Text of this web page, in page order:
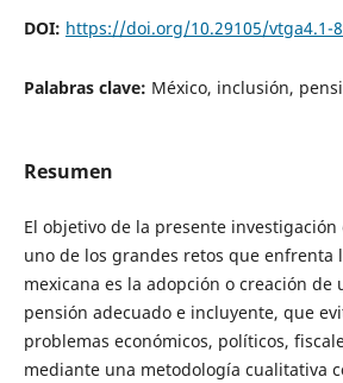
DOI: https://doi.org/10.29105/vtga4.1-
Palabras clave: México, inclusión,
Resumen
El objetivo de la presente
uno de los grandes retos que enfrenta
mexicana es la adopción o creación de
pensión adecuado e incluyente, que
problemas económicos, políticos,
mediante una metodología cualitativa